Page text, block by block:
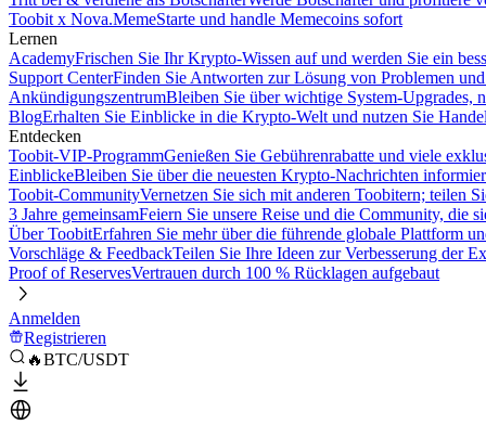
Toobit x Nova.MemeStarte und handle Memecoins sofort
Lernen
AcademyFrischen Sie Ihr Krypto-Wissen auf und werden Sie ein
Support CenterFinden Sie Antworten zur Lösung von Problemen
AnkündigungszentrumBleiben Sie über wichtige System-Upgrades,
BlogErhalten Sie Einblicke in die Krypto-Welt und nutzen Sie
Entdecken
Toobit-VIP-ProgrammGenießen Sie Gebührenrabatte und viele
EinblickeBleiben Sie über die neuesten Krypto-Nachrichten
Toobit-CommunityVernetzen Sie sich mit anderen Toobitern; teilen
3 Jahre gemeinsamFeiern Sie unsere Reise und die Community, die
Über ToobitErfahren Sie mehr über die führende globale Plattform
Vorschläge & FeedbackTeilen Sie Ihre Ideen zur Verbesserung der
Proof of ReservesVertrauen durch 100 % Rücklagen aufgebaut
Anmelden
Registrieren
🔥BTC/USDT